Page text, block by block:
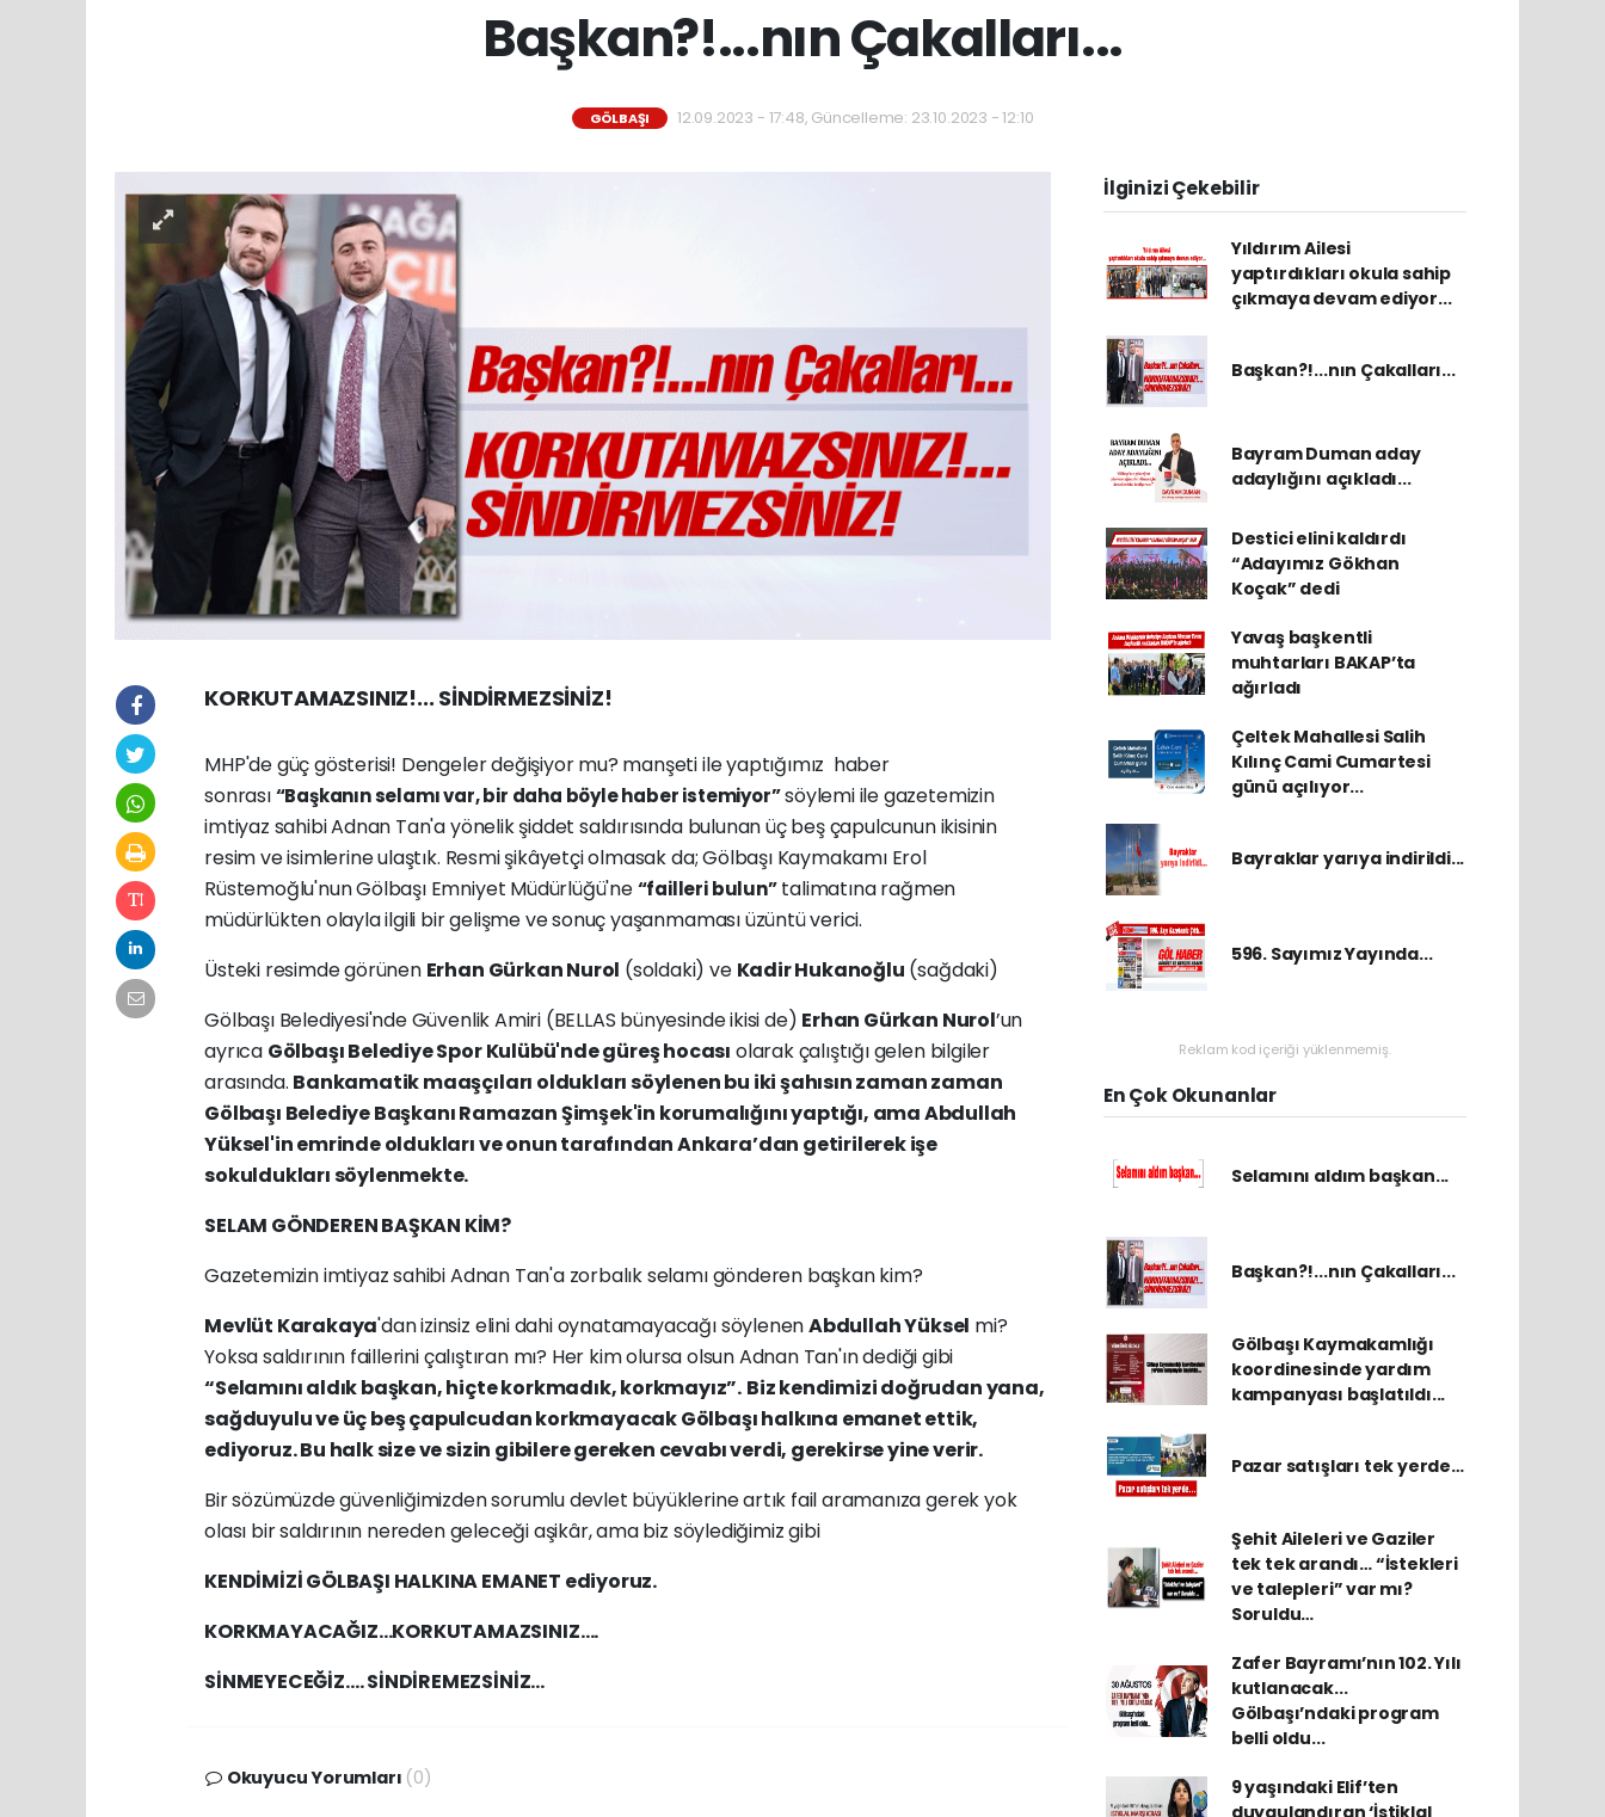
Başkan?!...nın Çakalları...
GÖLBAŞI 12.09.2023 - 17:48, Güncelleme: 23.10.2023 - 12:10
KORKUTAMAZSINIZ!... SİNDİRMEZSİNİZ!
MHP'de güç gösterisi! Dengeler değişiyor mu? manşeti ile yaptığımız haber
sonrası“Başkanın selamı var, bir daha böyle haber istemiyor”söylemi ile gazetemizin
imtiyaz sahibi Adnan Tan'a yönelik şiddet saldırısında bulunan üç beş çapulcunun ikisinin
resim ve isimlerine ulaştık. Resmi şikâyetçi olmasak da; Gölbaşı Kaymakamı Erol
Rüstemoğlu'nun Gölbaşı Emniyet Müdürlüğü'ne“failleri bulun”talimatına rağmen
müdürlükten olayla ilgili bir gelişme ve sonuç yaşanmaması üzüntü verici.
Üsteki resimde görünen Erhan Gürkan Nurol (soldaki) ve Kadir Hukanoğlu (sağdaki)
Gölbaşı Belediyesi'nde Güvenlik Amiri (BELLAS bünyesinde ikisi de) Erhan Gürkan Nurol’un
ayrıca Gölbaşı Belediye Spor Kulübü'nde güreş hocası olarak çalıştığı gelen bilgiler
arasında. Bankamatik maaşçıları oldukları söylenen bu iki şahısın zaman zaman
Gölbaşı Belediye Başkanı Ramazan Şimşek'in korumalığını yaptığı, ama Abdullah
Yüksel'in emrinde oldukları ve onun tarafından Ankara’dan getirilerek işe
sokuldukları söylenmekte.
SELAM GÖNDEREN BAŞKAN KİM?
Gazetemizin imtiyaz sahibi Adnan Tan'a zorbalık selamı gönderen başkan kim?
Mevlüt Karakaya'dan izinsiz elini dahi oynatamayacağı söylenenAbdullah Yüksel mi?
Yoksa saldırının faillerini çalıştıran mı? Her kim olursa olsun Adnan Tan'ın dediği gibi
“Selamını aldık başkan, hiçte korkmadık, korkmayız”. Biz kendimizi doğrudan yana,
sağduyulu ve üç beş çapulcudan korkmayacak Gölbaşı halkına emanet ettik,
ediyoruz. Bu halk size ve sizin gibilere gereken cevabı verdi, gerekirse yine verir.
Bir sözümüzde güvenliğimizden sorumlu devlet büyüklerine artık fail aramanıza gerek yok
olası bir saldırının nereden geleceği aşikâr, ama biz söylediğimiz gibi
KENDİMİZİ GÖLBAŞI HALKINA EMANET ediyoruz.
KORKMAYACAĞIZ…KORKUTAMAZSINIZ….
SİNMEYECEĞİZ…. SİNDİREMEZSİNİZ…
Okuyucu Yorumları (0)
İlginizi Çekebilir
Yıldırım Ailesi
yaptırdıkları okula sahip
çıkmaya devam ediyor...
Başkan?!...nın Çakalları...
Bayram Duman aday
adaylığını açıkladı...
Destici elini kaldırdı
“Adayımız Gökhan
Koçak” dedi
Yavaş başkentli
muhtarları BAKAP’ta
ağırladı
Çeltek Mahallesi Salih
Kılınç Cami Cumartesi
günü açılıyor...
Bayraklar yarıya indirildi...
596. Sayımız Yayında...
Reklam kod içeriği yüklenmemiş.
En Çok Okunanlar
Selamını aldım başkan...
Başkan?!...nın Çakalları...
Gölbaşı Kaymakamlığı
koordinesinde yardım
kampanyası başlatıldı...
Pazar satışları tek yerde…
Şehit Aileleri ve Gaziler
tek tek arandı… “İstekleri
ve talepleri” var mı?
Soruldu…
Zafer Bayramı’nın 102. Yılı
kutlanacak...
Gölbaşı’ndaki program
belli oldu...
9 yaşındaki Elif’ten
duygulandıran ‘İstiklal